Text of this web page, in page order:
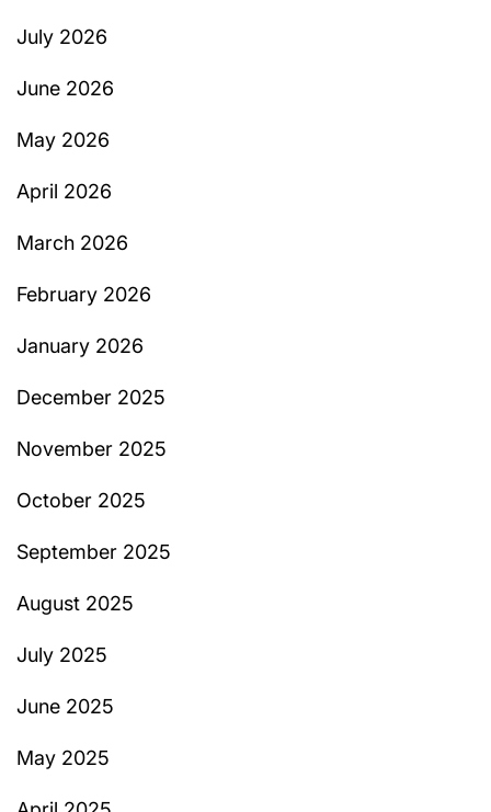
July 2026
June 2026
May 2026
April 2026
March 2026
February 2026
January 2026
December 2025
November 2025
October 2025
September 2025
August 2025
July 2025
June 2025
May 2025